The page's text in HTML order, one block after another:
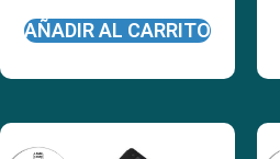
AÑADIR AL CARRITO